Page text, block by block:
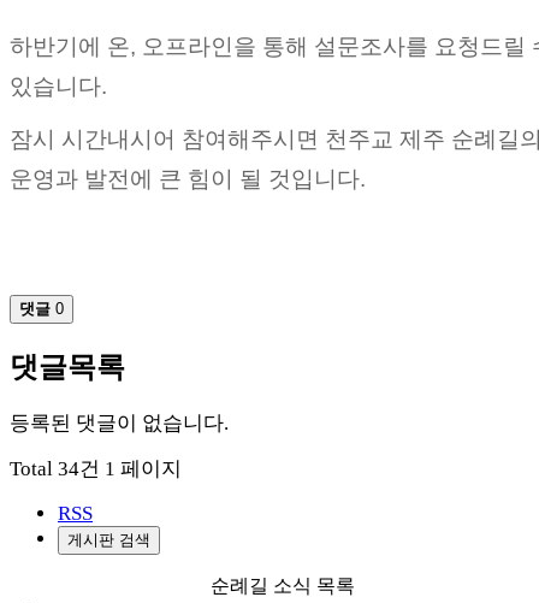
하반기에 온, 오프라인을 통해 설문조사를 요청드릴
있습니다.
잠시 시간내시어 참여해주시면 천주교 제주 순례길
운영과 발전에 큰 힘이 될 것입니다.
댓글 0
댓글목록
등록된 댓글이 없습니다.
Total 34건 1 페이지
RSS
게시판 검색
순례길 소식 목록